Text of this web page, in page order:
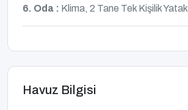
6. Oda : Klima, 2 Tane Tek Kişilik Yatak
Havuz Bilgisi